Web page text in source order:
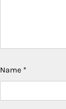
Name *